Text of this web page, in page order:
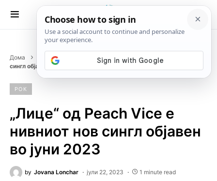
Дома Музика
„Лице“ од Peach Vice е нивниот нов
сингл објавен во јуни 2023
РОК
„Лице“ од Peach Vice е
нивниот нов сингл објавен
во јуни 2023
by Jovana Lonchar јули 22, 2023 1 minute read